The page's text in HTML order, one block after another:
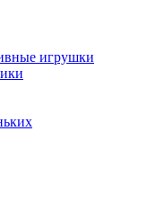
игрушки